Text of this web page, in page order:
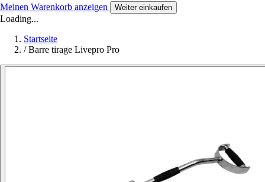
Meinen Warenkorb anzeigen Weiter einkaufen
Loading...
Startseite
/ Barre tirage Livepro Pro